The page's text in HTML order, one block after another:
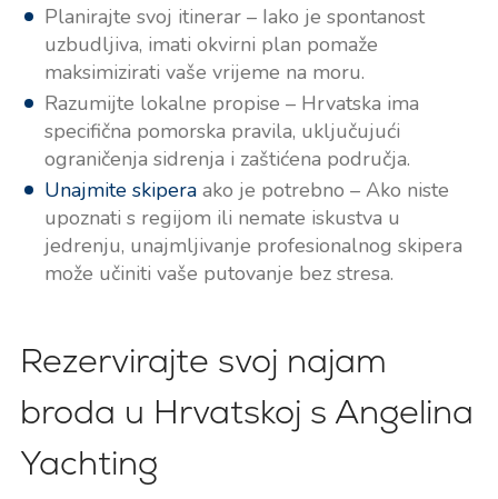
Planirajte svoj itinerar – Iako je spontanost
uzbudljiva, imati okvirni plan pomaže
maksimizirati vaše vrijeme na moru.
Razumijte lokalne propise – Hrvatska ima
specifična pomorska pravila, uključujući
ograničenja sidrenja i zaštićena područja.
Unajmite skiperaako je potrebno – Ako niste
upoznati s regijom ili nemate iskustva u
jedrenju, unajmljivanje profesionalnog skipera
može učiniti vaše putovanje bez stresa.
Rezervirajte svoj najam
broda u Hrvatskoj s Angelina
Yachting